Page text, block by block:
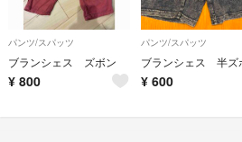
パンツ/スパッツ
ブランシェス ズボン
¥ 800
パンツ/スパッツ
¥ 600